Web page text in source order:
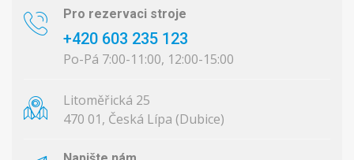
Pro rezervaci stroje
+420 603 235 123
Po-Pá 7:00-11:00, 12:00-15:00
Litoměřická 25
470 01, Česká Lípa (Dubice)